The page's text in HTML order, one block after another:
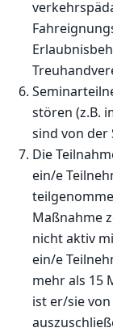
stören (z.B.
sind von der
Die
ein/e
Maßnahme
nicht aktiv
ein/e
mehr als 15
ist er/sie